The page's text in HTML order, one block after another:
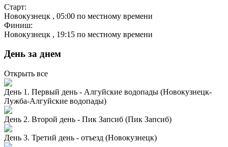
Старт:
Новокузнецк , 05:00 по местному времени
Финиш:
Новокузнецк , 19:15 по местному времени
День за днем
Открыть все
День 1. Первый день - Алгуйские водопады (Новокузнецк-
Лужба-Алгуйские водопады)
День 2. Второй день - Пик Запсиб (Пик Запсиб)
День 3. Третий день - отъезд (Новокузнецк)